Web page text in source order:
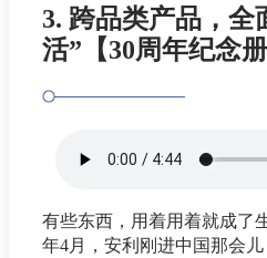
3. 跨品类产品，全
活”【30周年纪念册
有些东西，用着用着就成了
年4月，安利刚进中国那会